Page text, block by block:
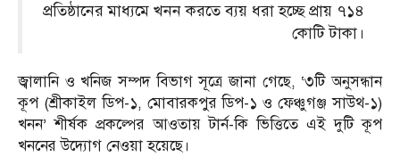
প্রতিষ্ঠানের মাধ্যমে খনন করতে ব্যয় ধরা হচ্ছে প্রায় ৭১৪
কোটি টাকা।
জ্বালানি ও খনিজ সম্পদ বিভাগ সূত্রে জানা গেছে, ‘৩টি অনুসন্ধান
কূপ (শ্রীকাইল ডিপ-১, মোবারকপুর ডিপ-১ ও ফেঞ্চুগঞ্জ সাউথ-১)
খনন’ শীর্ষক প্রকল্পের আওতায় টার্ন-কি ভিত্তিতে এই দুটি কূপ
খননের উদ্যোগ নেওয়া হয়েছে।